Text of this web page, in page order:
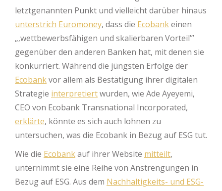
letztgenannten Punkt und vielleicht darüber hinaus
unterstrich Euromoney, dass die Ecobankeinen
„‚wettbewerbsfähigen und skalierbaren Vorteil’”
gegenüber den anderen Banken hat, mit denen sie
konkurriert. Während die jüngsten Erfolge der
Ecobankvor allem als Bestätigung ihrer digitalen
Strategie interpretiertwurden, wie Ade Ayeyemi,
CEO von Ecobank Transnational Incorporated,
erklärte, könnte es sich auch lohnen zu
untersuchen, was die Ecobank in Bezug auf ESG tut.
Wie die Ecobankauf ihrer Website mitteilt,
unternimmt sie eine Reihe von Anstrengungen in
Bezug auf ESG. Aus dem Nachhaltigkeits- und ESG-